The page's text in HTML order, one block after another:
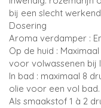
bij een slecht
Dosering
Aroma verdamper :
Op de huid :
voor volwassenen bij
In bad : maximaal 8
olie voor een vol bad.
Als smaakstof 1 à 2